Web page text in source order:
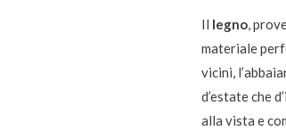
Il legno,
materiale
vicini,
d’estate che
alla vista e